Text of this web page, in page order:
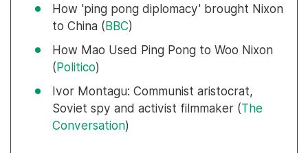
How 'ping pong diplomacy' brought Nixon
to China (BBC)
How Mao Used Ping Pong to Woo Nixon
(Politico)
Ivor Montagu: Communist aristocrat,
Soviet spy and activist filmmaker (The
Conversation)